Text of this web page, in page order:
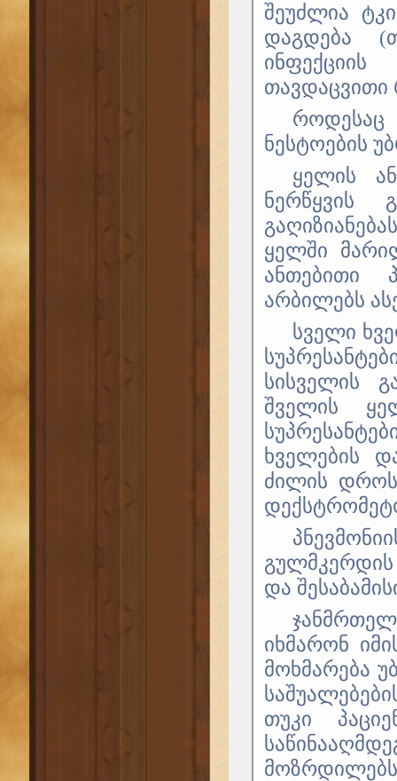
შეუძლია
დაგდება
ინფექციის
თავდაცვითი
როდესაც
ნესტოების
ყელის
ნერწყვის
ყელში
ანთებითი
არბილებს
სველი
სისველის
შველის
ხველების
ძილის
და
იხმარონ
მოხმარება
თუკი